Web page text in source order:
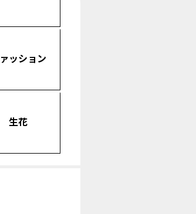
ッション
生花